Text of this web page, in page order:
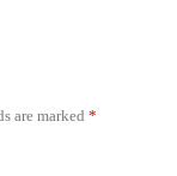
are marked *